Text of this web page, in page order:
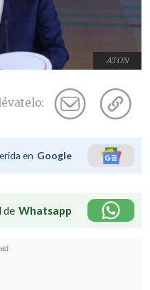
ATON
en Google
de Whatsapp